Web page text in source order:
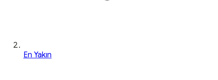
En Yakın